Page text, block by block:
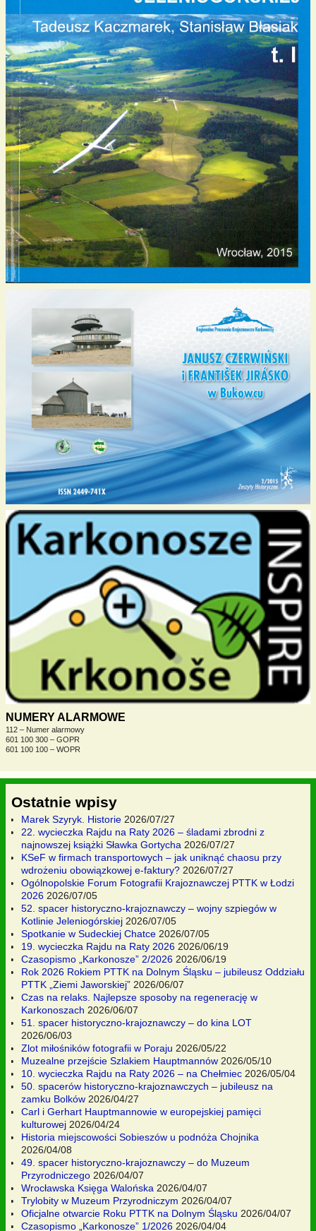
NUMERY ALARMOWE
112 – Numer alarmowy
601 100 300 – GOPR
601 100 100 – WOPR
Ostatnie wpisy
Marek Szyryk. Historie 2026/07/27
22. wycieczka Rajdu na Raty 2026 – śladami zbrodni z
najnowszej książki Sławka Gortycha 2026/07/27
KSeF w firmach transportowych – jak uniknąć chaosu przy
wdrożeniu obowiązkowej e-faktury? 2026/07/27
Ogólnopolskie Forum Fotografii Krajoznawczej PTTK w Łodzi
2026 2026/07/05
52. spacer historyczno-krajoznawczy – wojny szpiegów w
Kotlinie Jeleniogórskiej 2026/07/05
Spotkanie w Sudeckiej Chatce 2026/07/05
19. wycieczka Rajdu na Raty 2026 2026/06/19
Czasopismo „Karkonosze” 2/2026 2026/06/19
Rok 2026 Rokiem PTTK na Dolnym Śląsku – jubileusz Oddziału
PTTK „Ziemi Jaworskiej” 2026/06/07
Czas na relaks. Najlepsze sposoby na regenerację w
Karkonoszach 2026/06/07
51. spacer historyczno-krajoznawczy – do kina LOT
2026/06/03
Zlot miłośników fotografii w Poraju 2026/05/22
Muzealne przejście Szlakiem Hauptmannów 2026/05/10
10. wycieczka Rajdu na Raty 2026 – na Chełmiec 2026/05/04
50. spacerów historyczno-krajoznawczych – jubileusz na
zamku Bolków 2026/04/27
Carl i Gerhart Hauptmannowie w europejskiej pamięci
kulturowej 2026/04/24
Historia miejscowości Sobieszów u podnóża Chojnika
2026/04/08
49. spacer historyczno-krajoznawczy – do Muzeum
Przyrodniczego 2026/04/07
Wrocławska Księga Walońska 2026/04/07
Trylobity w Muzeum Przyrodniczym 2026/04/07
Oficjalne otwarcie Roku PTTK na Dolnym Śląsku 2026/04/07
Czasopismo „Karkonosze” 1/2026 2026/04/04